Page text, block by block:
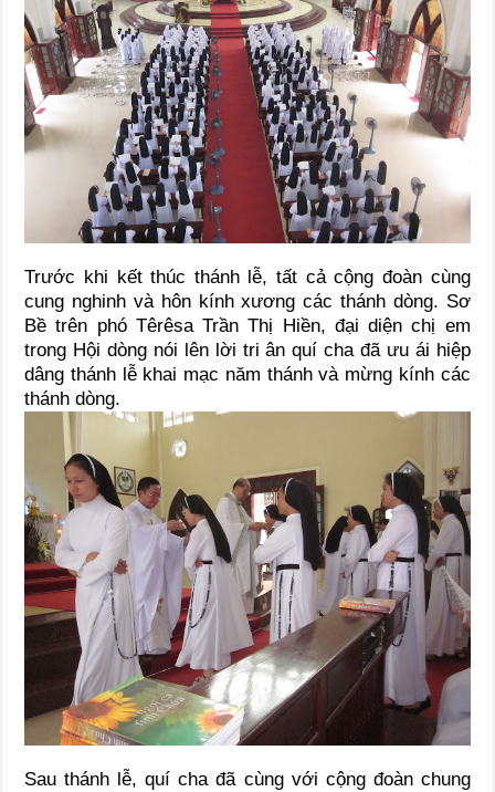
Trước khi kết thúc thánh lễ, tất cả cộng đoàn cùng
cung nghinh và hôn kính xương các thánh dòng. Sơ
Bề trên phó Têrêsa Trần Thị Hiền, đại diện chị em
trong Hội dòng nói lên lời tri ân quí cha đã ưu ái hiệp
dâng thánh lễ khai mạc năm thánh và mừng kính các
thánh dòng.
Sau thánh lễ, quí cha đã cùng với cộng đoàn chung